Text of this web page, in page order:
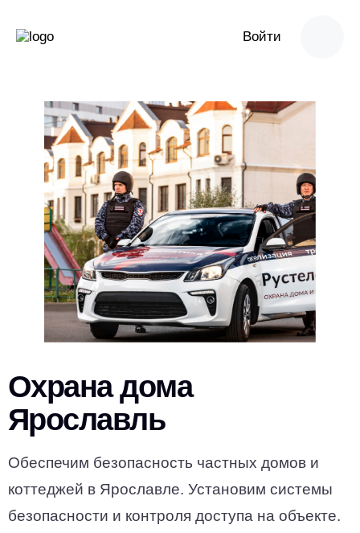
Войти
Охрана дома
Ярославль
Обеспечим безопасность частных домов и
коттеджей в Ярославле. Установим системы
безопасности и контроля доступа на объекте.